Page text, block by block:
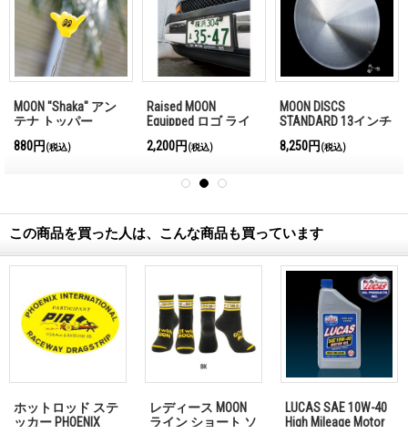
MOON "Shaka" アン
テナ トッパー
880円 (税込)
Raised MOON
Equipped ロゴ ライ
レーム
2,200円 (税込)
MOON DISCS
STANDARD 13インチ
8,250円 (税込)
この商品を買った人は、こんな商品も買っています
ホットロッド ステ
ッカー PHOENIX
レディース MOON
ライン ショート ソ
LUCAS SAE 10W-40
High Mileage Motor